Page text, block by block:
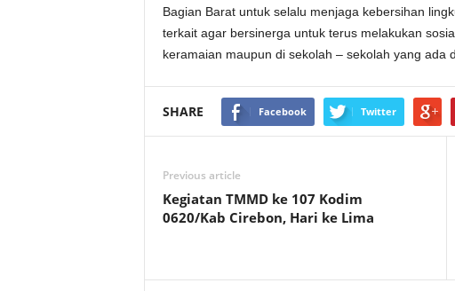
Bagian Barat untuk selalu menjaga kebersihan
terkait agar bersinerga untuk terus melakukan
keramaian maupun di sekolah – sekolah yang ada
SHARE Facebook Twitter
Previous article
Kegiatan TMMD ke 107 Kodim
0620/Kab Cirebon, Hari ke Lima